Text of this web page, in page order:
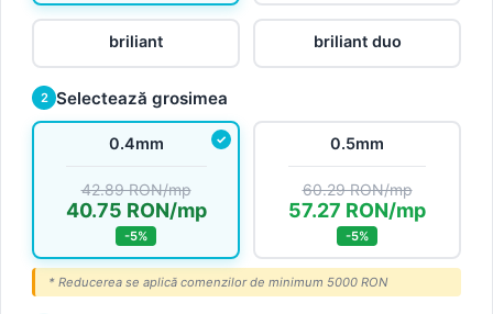
briliant briliant duo
2 Selectează grosimea
0.4mm
42.89 RON/mp
40.75 RON/mp
-5%
0.5mm
60.29 RON/mp
57.27 RON/mp
-5%
* Reducerea se aplică comenzilor de minimum 5000 RON